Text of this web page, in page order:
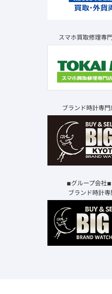
スマホ買取修理専
ブランド時計専
◾︎グループ会社
ブランド時計